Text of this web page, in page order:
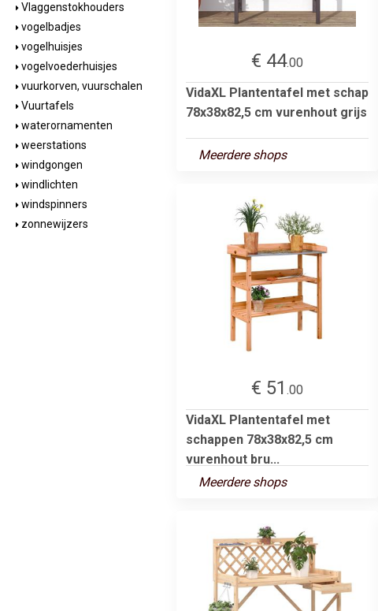
Vlaggenstokhouders
vogelbadjes
vogelhuisjes
vogelvoederhuisjes
vuurkorven, vuurschalen
Vuurtafels
waterornamenten
weerstations
windgongen
windlichten
windspinners
zonnewijzers
€ 44.00
VidaXL Plantentafel met schap
78x38x82,5 cm vurenhout grijs
Meerdere shops
€ 51 .00
VidaXL Plantentafel met
schappen 78x38x82,5 cm
vurenhout bru...
Meerdere shops